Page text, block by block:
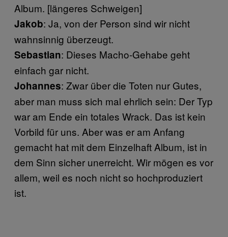
Album. [längeres Schweigen]
Jakob: Ja, von der Person sind wir nicht
wahnsinnig überzeugt.
Sebastian: Dieses Macho-Gehabe geht
einfach gar nicht.
Johannes: Zwar über die Toten nur Gutes,
aber man muss sich mal ehrlich sein: Der Typ
war am Ende ein totales Wrack. Das ist kein
Vorbild für uns. Aber was er am Anfang
gemacht hat mit dem Einzelhaft Album, ist in
dem Sinn sicher unerreicht. Wir mögen es vor
allem, weil es noch nicht so hochproduziert
ist.